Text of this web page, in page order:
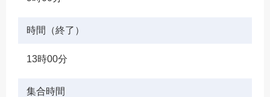
時間（終了）
13時00分
集合時間